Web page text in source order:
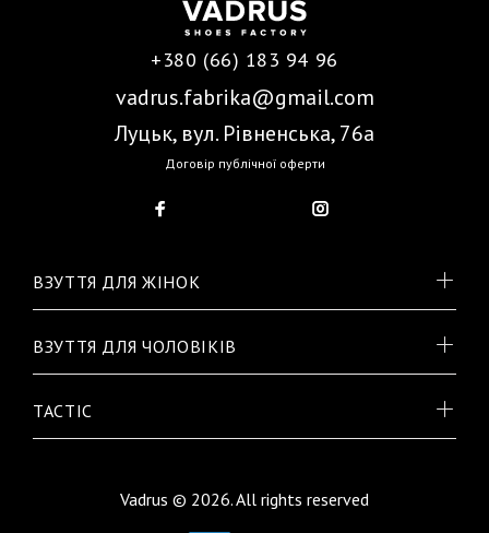
+380 (66) 183 94 96
vadrus.fabrika@gmail.com
Луцьк, вул. Рівненська, 76а
Договір публічної оферти
ВЗУТТЯ ДЛЯ ЖІНОК
ВЗУТТЯ ДЛЯ ЧОЛОВІКІВ
TACTIC
Vadrus © 2026. All rights reserved